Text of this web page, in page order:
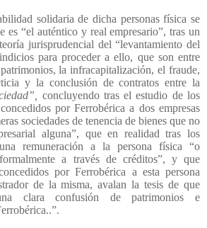
solidaria de dicha personas física se
es “el auténtico y real empresario”, tras un
jurisprudencial del “levantamiento del
para proceder a ello, que son entre
la infracapitalización, el fraude,
y la conclusión de contratos entre la
concluyendo tras el estudio de los
por Ferrobérica a dos empresas
sociedades de tenencia de bienes que no
alguna”, que en realidad tras los
remuneración a la persona física “o
a través de créditos”, y que
por Ferrobérica a esta persona
de la misma, avalan la tesis de que
clara confusión de patrimonios e